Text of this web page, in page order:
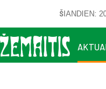
ŠIANDIEN: